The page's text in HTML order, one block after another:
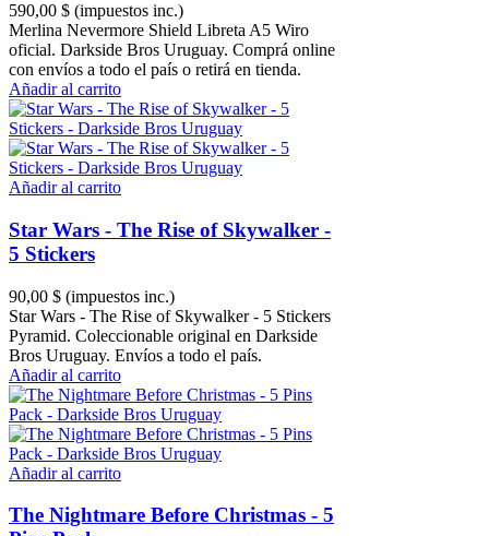
590,00 $ (impuestos inc.)
Merlina Nevermore Shield Libreta A5 Wiro
oficial. Darkside Bros Uruguay. Comprá online
con envíos a todo el país o retirá en tienda.
Añadir al carrito
Añadir al carrito
Star Wars - The Rise of Skywalker -
5 Stickers
90,00 $ (impuestos inc.)
Star Wars - The Rise of Skywalker - 5 Stickers
Pyramid. Coleccionable original en Darkside
Bros Uruguay. Envíos a todo el país.
Añadir al carrito
Añadir al carrito
The Nightmare Before Christmas - 5